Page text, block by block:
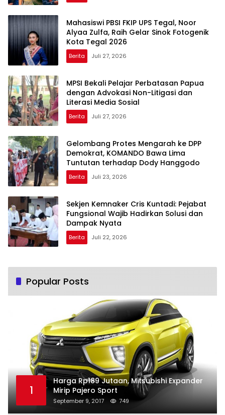
Mahasiswi PBSI FKIP UPS Tegal, Noor
Alyaa Zulfa, Raih Gelar Sinok Fotogenik
Kota Tegal 2026
Berita Juli 27, 2026
MPSI Bekali Pelajar Perbatasan Papua
dengan Advokasi Non-Litigasi dan
Literasi Media Sosial
Berita Juli 27, 2026
Gelombang Protes Mengarah ke DPP
Demokrat, KOMANDO Bawa Lima
Tuntutan terhadap Dody Hanggodo
Berita Juli 23, 2026
Sekjen Kemnaker Cris Kuntadi: Pejabat
Fungsional Wajib Hadirkan Solusi dan
Dampak Nyata
Berita Juli 22, 2026
Popular Posts
1
Harga Rp189 Jutaan, Mitsubishi Expander
Mirip Pajero Sport
September 9, 2017 749